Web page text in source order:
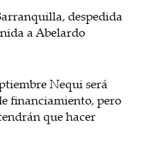
despedida
a Abelardo
Nequi será
financiamiento, pero
que hacer